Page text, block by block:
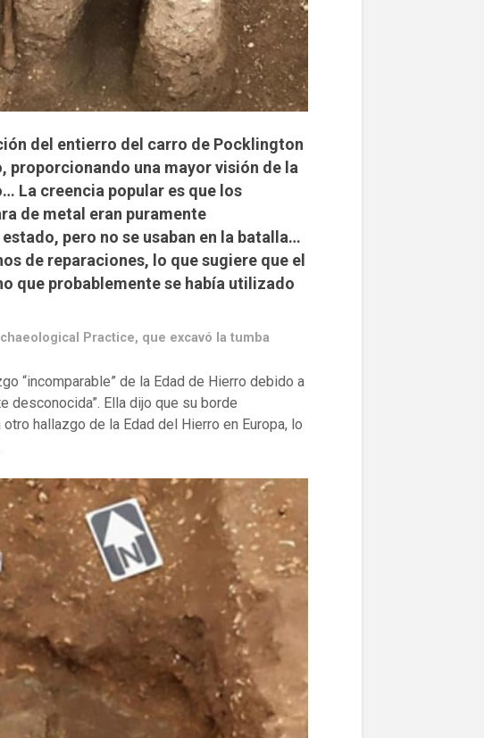
del entierro del carro de Pocklington
proporcionando una mayor visión de la
La creencia popular es que los
de metal eran puramente
pero no se usaban en la batalla…
de reparaciones, lo que sugiere que el
que probablemente se había utilizado
Practice, que excavó la tumba
“incomparable” de la Edad de Hierro debido a
desconocida”. Ella dijo que su borde
hallazgo de la Edad del Hierro en Europa, lo